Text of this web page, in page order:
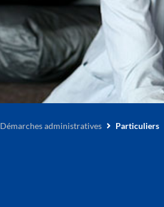
Démarches administratives Particuliers